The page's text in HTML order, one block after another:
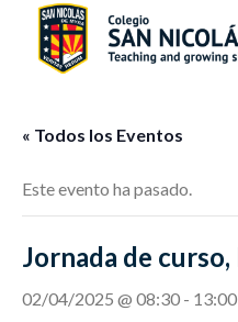
Saltar
contenido
« Todos los Eventos
Este evento ha pasado.
Jornada de
02/04/2025 @ 08:30 - 13:00